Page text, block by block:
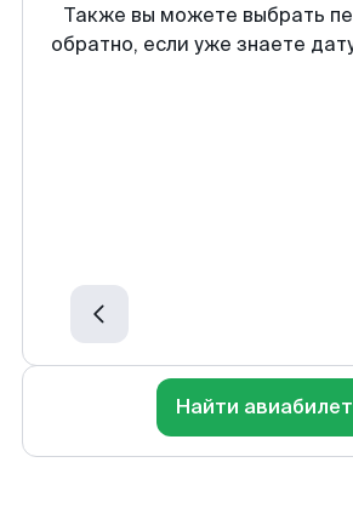
Также вы можете выбрать
обратно, если уже знаете
Найти